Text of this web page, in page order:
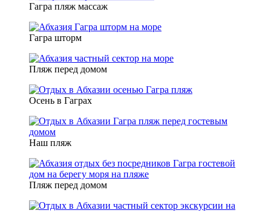
Гагра пляж массаж
Гагра шторм
Пляж перед домом
Осень в Гаграх
Наш пляж
Пляж перед домом